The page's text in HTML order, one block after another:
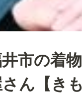
市の着
ん【き